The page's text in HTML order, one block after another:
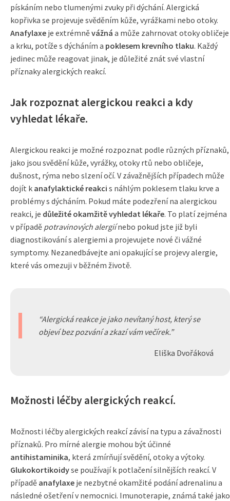
pískáním nebo tlumenými zvuky při dýchání. Alergická
kopřivka se projevuje svěděním kůže, vyrážkami nebo otoky.
Anafylaxe je extrémněvážná a může zahrnovat otoky obličeje
a krku, potíže s dýcháním a poklesem krevního tlaku. Každý
jedinec může reagovat jinak, je důležité znát své vlastní
příznaky alergických reakcí.
Jak rozpoznat alergickou reakci a kdy
vyhledat lékaře.
Alergickou reakci je možné rozpoznat podle různých příznaků,
jako jsou svědění kůže, vyrážky, otoky rtů nebo obličeje,
dušnost, rýma nebo slzení očí. V závažnějších případech může
dojít k anafylaktické reakci s náhlým poklesem tlaku krve a
problémy s dýcháním. Pokud máte podezření na alergickou
reakci, je důležité okamžitě vyhledat lékaře. To platí zejména
v případě potravinových alergiínebo pokud jste již byli
diagnostikování s alergiemi a projevujete nové či vážné
symptomy. Nezanedbávejte ani opakující se projevy alergie,
které vás omezuji v běžném životě.
Alergická reakce je jako nevítaný host, který se
objeví bez pozvání a zkazí vám večírek.
Eliška Dvořáková
Možnosti léčby alergických reakcí.
Možnosti léčby alergických reakcí závisí na typu a závažnosti
příznaků. Pro mírné alergie mohou být účinné
antihistaminika, která zmírňují svědění, otoky a výtoky.
Glukokortikoidyse používají k potlačení silnějších reakcí. V
případě anafylaxe je nezbytné okamžité podání adrenalinu a
následné ošetření v nemocnici. Imunoterapie, známá také jako